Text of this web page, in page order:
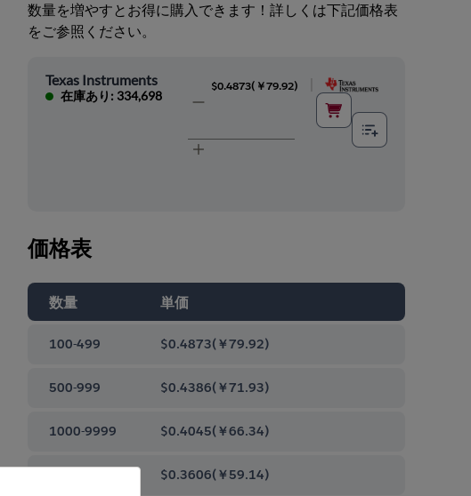
数量を増やすとお得に購入できます！詳しくは下記価格表
をご参照ください。
Texas Instruments
在庫あり: 334,698
$0.4873( ￥79.92)
価格表
数量 単価
100-499 $0.4873(￥79.92)
500-999 $0.4386(￥71.93)
1000-9999 $0.4045(￥66.34)
$0.3606(￥59.14)